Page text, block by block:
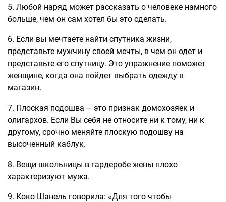
5. Любой наряд может рассказать о человеке намного
больше, чем он сам хотел бы это сделать.
6. Если вы мечтаете найти спутника жизни,
представьте мужчину своей мечты, в чем он одет и
представьте его спутницу. Это упражнение поможет
женщине, когда она пойдет выбрать одежду в
магазин.
7. Плоская подошва – это признак домохозяек и
олигархов. Если Вы себя не относите ни к тому, ни к
другому, срочно меняйте плоскую подошву на
высоченный каблук.
8. Вещи школьницы в гардеробе жены плохо
характеризуют мужа.
9. Коко Шанель говорила: «Для того чтобы